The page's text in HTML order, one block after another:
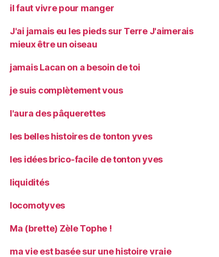
il faut vivre pour manger
J'ai jamais eu les pieds sur Terre J'aimerais
mieux être un oiseau
jamais Lacan on a besoin de toi
je suis complètement vous
l'aura des pâquerettes
les belles histoires de tonton yves
les idées brico-facile de tonton yves
liquidités
locomotyves
Ma (brette) Zèle Tophe !
ma vie est basée sur une histoire vraie